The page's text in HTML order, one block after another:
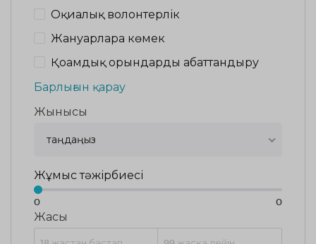
Оқиғалық волонтерлік
Жануарларға көмек
Қоғамдық орындарды абаттандыру
Барлығын қарау
Жынысы
таңдаңыз
Жұмыс тәжірбиесі
0 0
Жасы